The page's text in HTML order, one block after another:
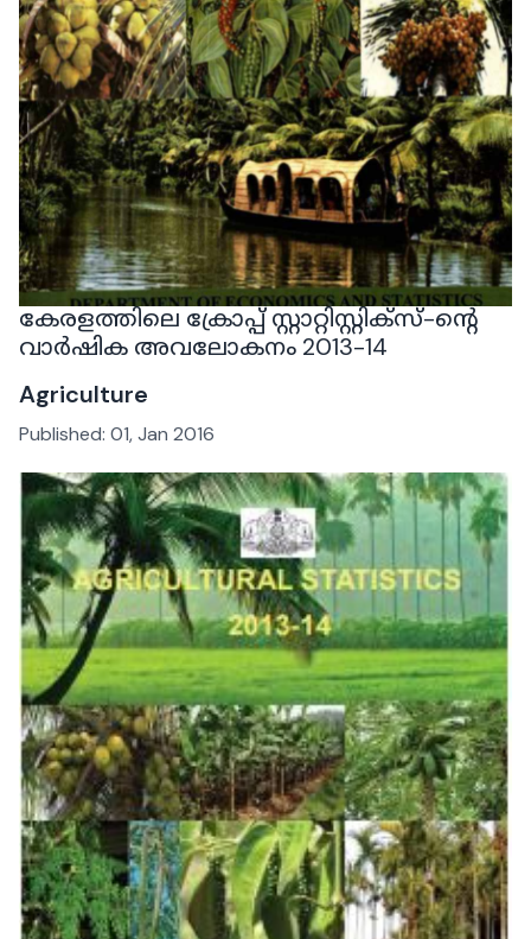
കേരളത്തിലെ ക്രോപ്പ് സ്റ്റാറ്റിസ്റ്റിക്‌സ്-ന്റെ
വാർഷിക അവലോകനം 2013-14
Agriculture
Published: 01, Jan 2016